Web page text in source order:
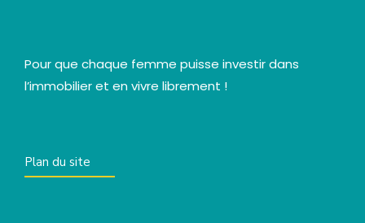
Pour que chaque femme puisse investir dans
l’immobilier et en vivre librement !
Plan du site